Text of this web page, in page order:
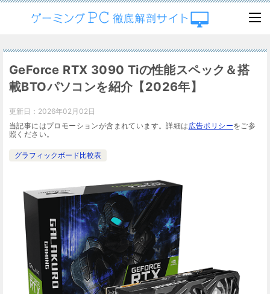
GeForce RTX 3090 Tiの性能スペック＆搭
載BTOパソコンを紹介【2026年】
更新日： 2026年02月02日
当記事にはプロモーションが含まれています。詳細は 広告ポリシーをご参
照ください。
グラフィックボード比較表